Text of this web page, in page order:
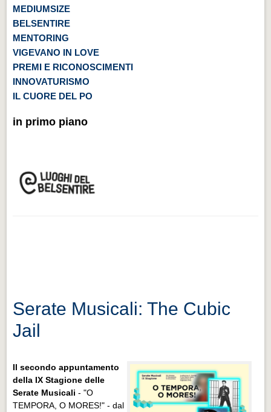
MEDIUMSIZE
BELSENTIRE
MENTORING
VIGEVANO IN LOVE
PREMI E RICONOSCIMENTI
INNOVATURISMO
IL CUORE DEL PO
in primo piano
Serate Musicali: The Cubic
Jail
Il secondo appuntamento
della IX Stagione delle
Serate Musicali - "O
TEMPORA, O MORES!" - dal